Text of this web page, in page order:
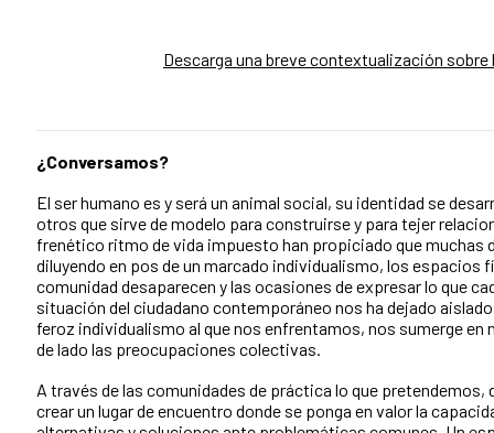
Descarga una breve contextualización
¿Conversamos?
El ser humano es y será un animal social, su identidad se
otros que sirve de modelo para construirse y para tejer
frenético ritmo de vida impuesto han propiciado que muchas
diluyendo en pos de un marcado individualismo, los espacios
comunidad desaparecen y las ocasiones de expresar lo que
situación del ciudadano contemporáneo nos ha dejado
feroz individualismo al que nos enfrentamos, nos sumerge en
de lado las preocupaciones colectivas.
A través de las comunidades de práctica lo que pretendemos,
crear un lugar de encuentro donde se ponga en valor la